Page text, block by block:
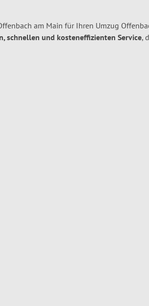
am Main für Ihren Umzug
schnellen und kosteneffizienten Service,